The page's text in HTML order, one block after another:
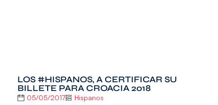
LOS #HISPANOS, A CERTIFICAR SU
BILLETE PARA CROACIA 2018
05/05/2017 Hispanos